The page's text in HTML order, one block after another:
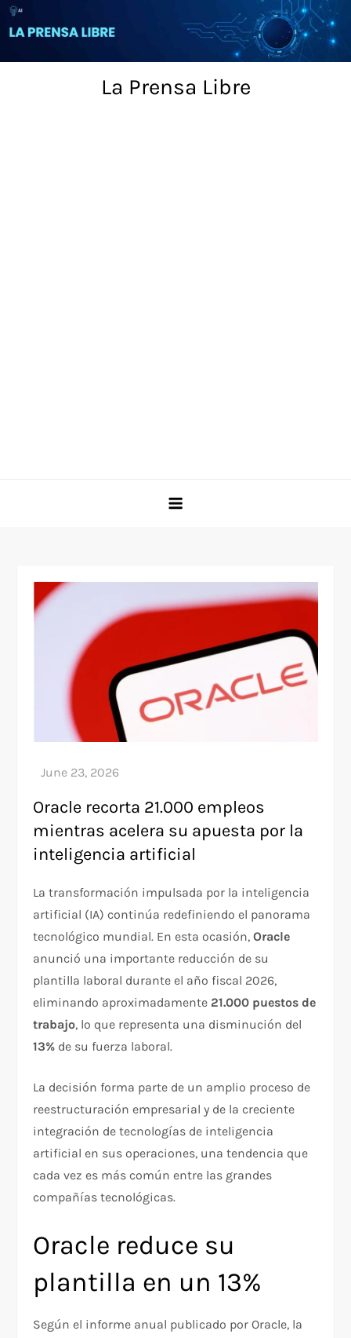
Skip
to
La Prensa Libre
Oracle recorta 21.000 empleos
mientras acelera su apuesta por la
inteligencia artificial
La transformación impulsada por la inteligencia
artificial (IA) continúa redefiniendo el panorama
tecnológico mundial. En esta ocasión,Oracle
anunció una importante reducción de su
plantilla laboral durante el año fiscal 2026,
eliminando aproximadamente 21.000 puestos de
trabajo, lo que representa una disminución del
13% de su fuerza laboral.
La decisión forma parte de un amplio proceso de
reestructuración empresarial y de la creciente
integración de tecnologías de inteligencia
artificial en sus operaciones, una tendencia que
cada vez es más común entre las grandes
compañías tecnológicas.
Oracle reduce su
plantilla en un 13%
Según el informe anual publicado por Oracle, la